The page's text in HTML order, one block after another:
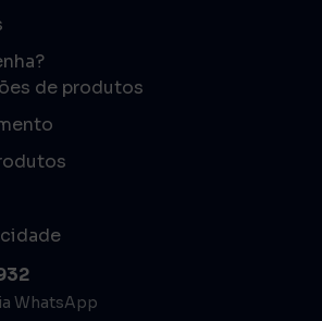
de produtos
WhatsApp